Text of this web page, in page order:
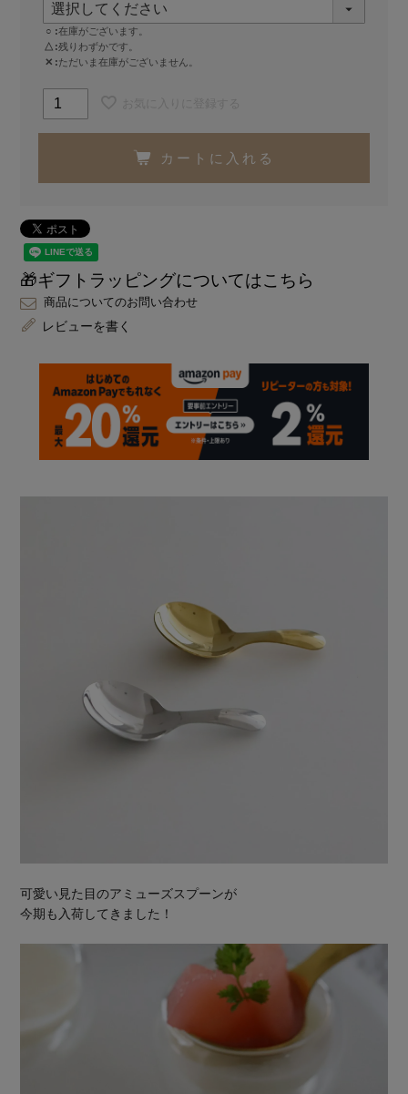
○
在庫がございます。
△ 残りわずかです。
✕
ただいま在庫がございません。
カートに入れる
🎁ギフトラッピングについてはこちら
商品についてのお問い合わせ
レビューを書く
可愛い見た目のアミューズスプーンが
今期も入荷してきました！